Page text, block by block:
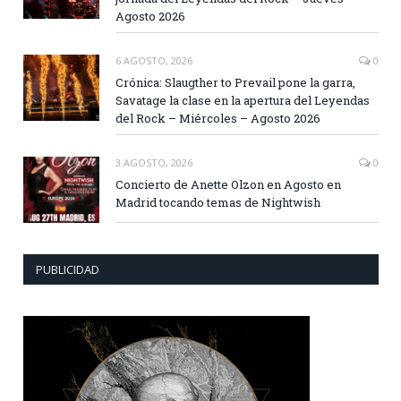
Agosto 2026
6 AGOSTO, 2026 0
Crónica: Slaugther to Prevail pone la garra,
Savatage la clase en la apertura del Leyendas
del Rock – Miércoles – Agosto 2026
3 AGOSTO, 2026 0
Concierto de Anette Olzon en Agosto en
Madrid tocando temas de Nightwish
PUBLICIDAD